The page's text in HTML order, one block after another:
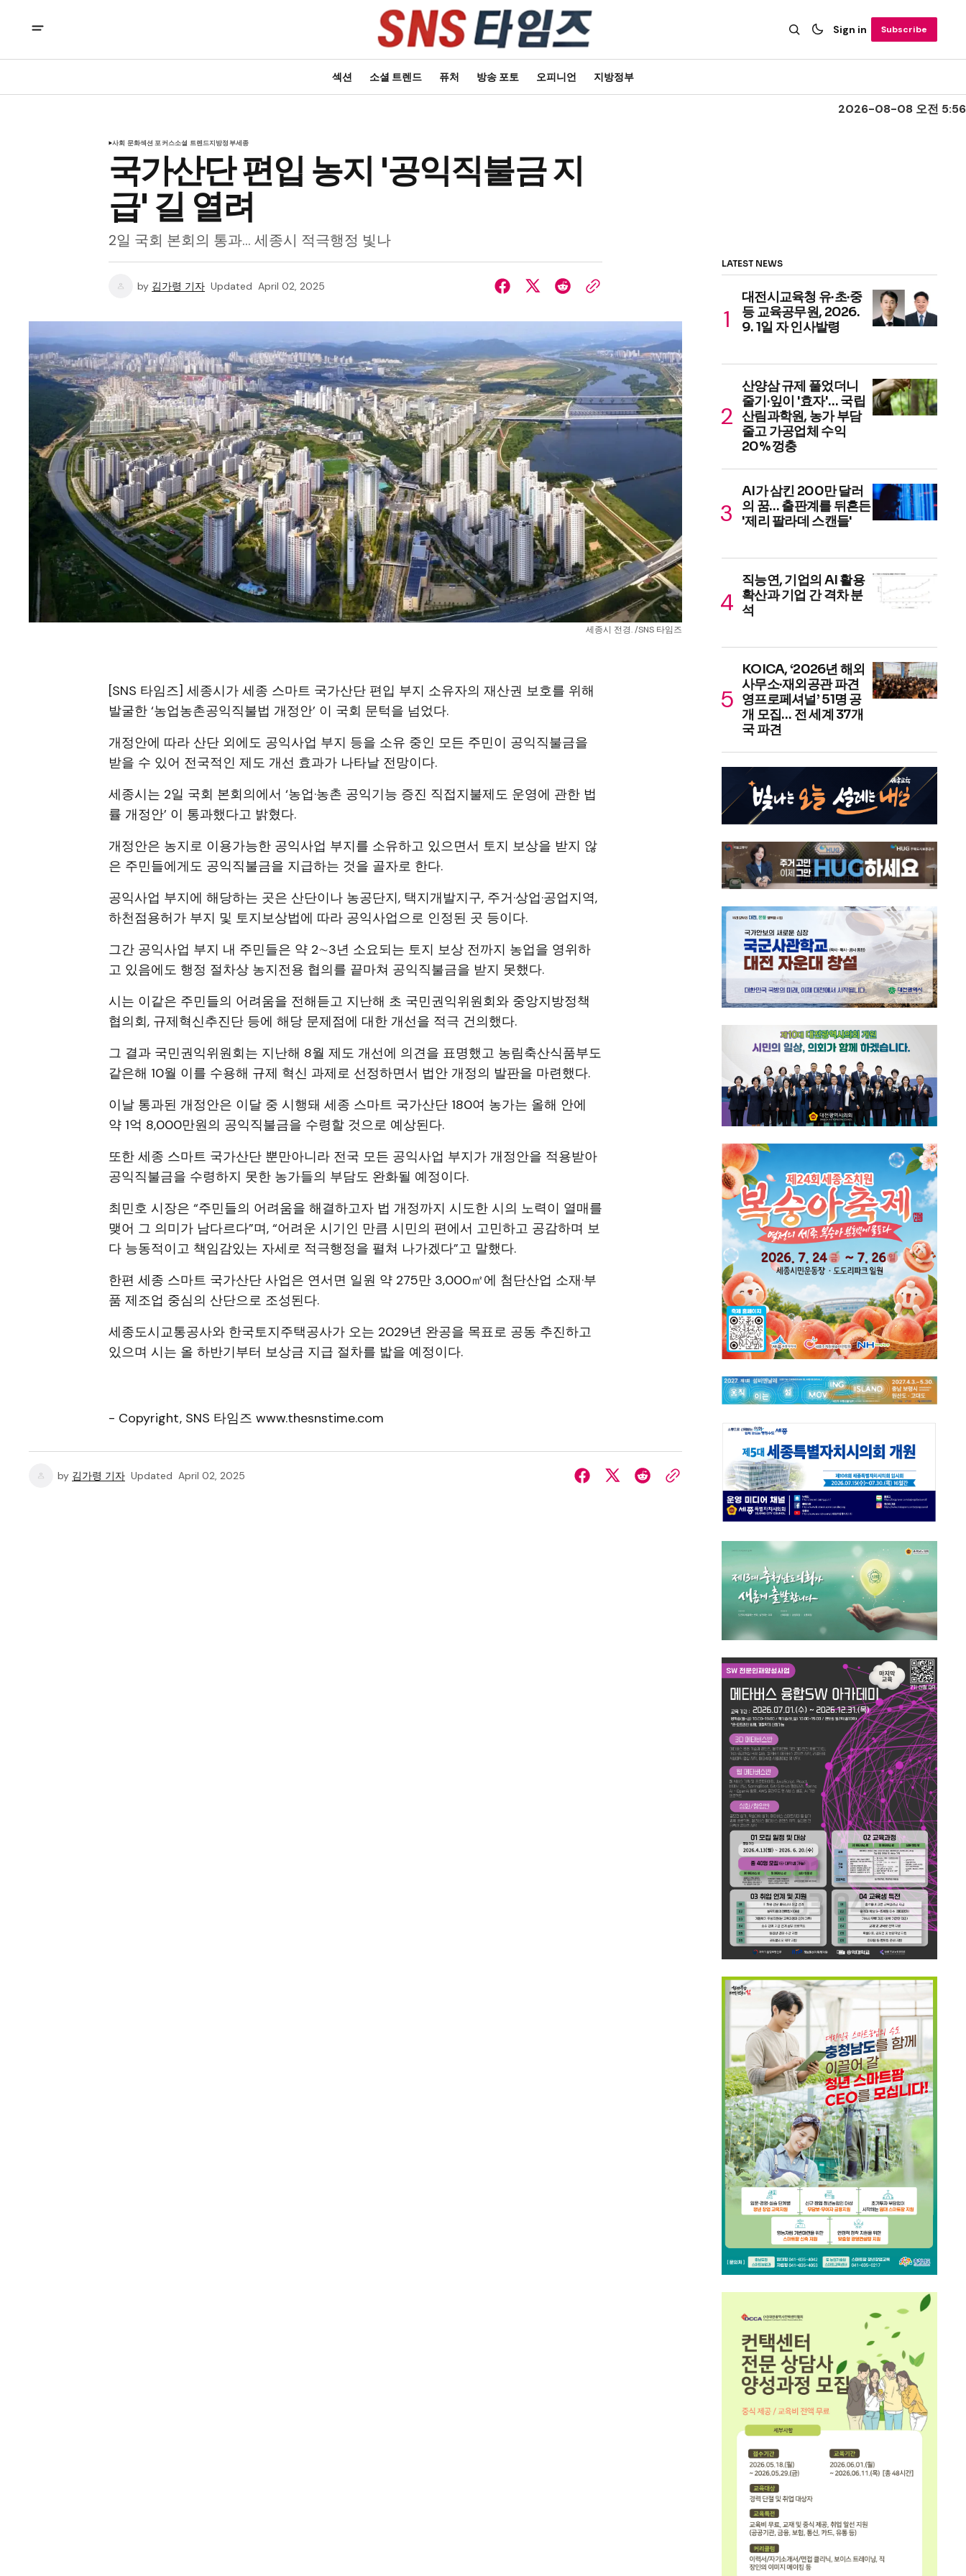
Sign in Subscribe
섹션 소셜 트렌드 퓨처 방송 포토 오피니언 지방정부
2026-08-08 오전 5:56
사회 문화섹션 포커스소셜 트렌드지방정부세종
국가산단 편입 농지 '공익직불금 지
급' 길 열려
2일 국회 본회의 통과… 세종시 적극행정 빛나
by 김가령 기자 Updated April 02, 2025
세종시 전경. /SNS 타임즈
[SNS 타임즈] 세종시가 세종 스마트 국가산단 편입 부지 소유자의 재산권 보호를 위해
발굴한 ‘농업농촌공익직불법 개정안’ 이 국회 문턱을 넘었다.
개정안에 따라 산단 외에도 공익사업 부지 등을 소유 중인 모든 주민이 공익직불금을
받을 수 있어 전국적인 제도 개선 효과가 나타날 전망이다.
세종시는 2일 국회 본회의에서 ‘농업·농촌 공익기능 증진 직접지불제도 운영에 관한 법
률 개정안’ 이 통과했다고 밝혔다.
개정안은 농지로 이용가능한 공익사업 부지를 소유하고 있으면서 토지 보상을 받지 않
은 주민들에게도 공익직불금을 지급하는 것을 골자로 한다.
공익사업 부지에 해당하는 곳은 산단이나 농공단지, 택지개발지구, 주거·상업·공업지역,
하천점용허가 부지 및 토지보상법에 따라 공익사업으로 인정된 곳 등이다.
그간 공익사업 부지 내 주민들은 약 2∼3년 소요되는 토지 보상 전까지 농업을 영위하
고 있음에도 행정 절차상 농지전용 협의를 끝마쳐 공익직불금을 받지 못했다.
시는 이같은 주민들의 어려움을 전해듣고 지난해 초 국민권익위원회와 중앙지방정책
협의회, 규제혁신추진단 등에 해당 문제점에 대한 개선을 적극 건의했다.
그 결과 국민권익위원회는 지난해 8월 제도 개선에 의견을 표명했고 농림축산식품부도
같은해 10월 이를 수용해 규제 혁신 과제로 선정하면서 법안 개정의 발판을 마련했다.
이날 통과된 개정안은 이달 중 시행돼 세종 스마트 국가산단 180여 농가는 올해 안에
약 1억 8,000만원의 공익직불금을 수령할 것으로 예상된다.
또한 세종 스마트 국가산단 뿐만아니라 전국 모든 공익사업 부지가 개정안을 적용받아
공익직불금을 수령하지 못한 농가들의 부담도 완화될 예정이다.
최민호 시장은 “주민들의 어려움을 해결하고자 법 개정까지 시도한 시의 노력이 열매를
맺어 그 의미가 남다르다”며, “어려운 시기인 만큼 시민의 편에서 고민하고 공감하며 보
다 능동적이고 책임감있는 자세로 적극행정을 펼쳐 나가겠다”고 말했다.
한편 세종 스마트 국가산단 사업은 연서면 일원 약 275만 3,000㎡에 첨단산업 소재·부
품 제조업 중심의 산단으로 조성된다.
세종도시교통공사와 한국토지주택공사가 오는 2029년 완공을 목표로 공동 추진하고
있으며 시는 올 하반기부터 보상금 지급 절차를 밟을 예정이다.
- Copyright, SNS 타임즈 www.thesnstime.com
by 김가령 기자 Updated April 02, 2025
LATEST NEWS
대전시교육청 유·초·중
등 교육공무원, 2026.
9. 1일 자 인사발령
산양삼 규제 풀었더니
줄기·잎이 '효자'… 국립
산림과학원, 농가 부담
줄고 가공업체 수익
20% 껑충
AI가 삼킨 200만 달러
의 꿈… 출판계를 뒤흔든
'제리 팔라데 스캔들'
직능연, 기업의 AI 활용
확산과 기업 간 격차 분
석
KOICA, ‘2026년 해외
사무소·재외공관 파견
영프로페셔널’ 51명 공
개 모집… 전 세계 37개
국 파견